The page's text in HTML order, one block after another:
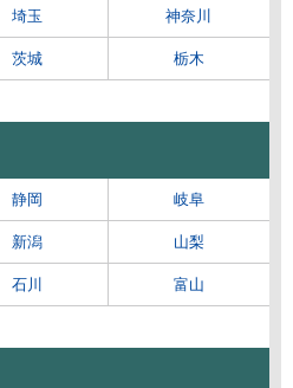
埼玉 神奈川
茨城 栃木
静岡 岐阜
新潟 山梨
石川 富山